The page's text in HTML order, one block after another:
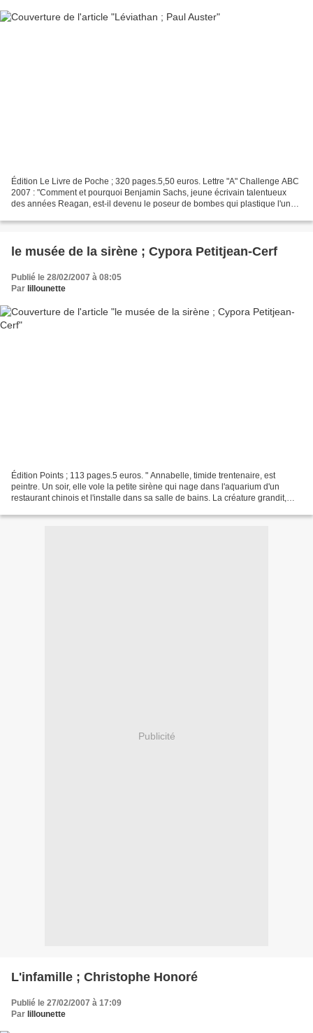
Édition Le Livre de Poche ; 320 pages.5,50 euros. Lettre "A" Challenge ABC
2007 : "Comment et pourquoi Benjamin Sachs, jeune écrivain talentueux
des années Reagan, est-il devenu le poseur de bombes qui plastique l'une
le musée de la sirène ; Cypora Petitjean-Cerf
Publié le 28/02/2007 à 08:05
Par lillounette
Édition Points ; 113 pages.5 euros. " Annabelle, timide trentenaire, est
peintre. Un soir, elle vole la petite sirène qui nage dans l'aquarium d'un
restaurant chinois et l'installe dans sa salle de bains. La créature grandit,
Publicité
L'infamille ; Christophe Honoré
Publié le 27/02/2007 à 17:09
Par lillounette